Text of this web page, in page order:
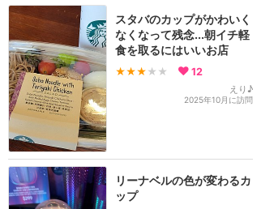
スタバのカップがかわいく
なくなって残念...朝イチ軽
食を取るにはいいお店
★★★ ★★ 12
えり♪
2025年10月に訪問
リーナベルの色が変わるカ
ップ